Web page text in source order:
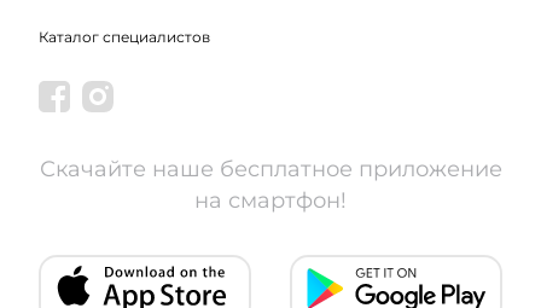
Каталог специалистов
Скачайте наше бесплатное приложение
на смартфон!